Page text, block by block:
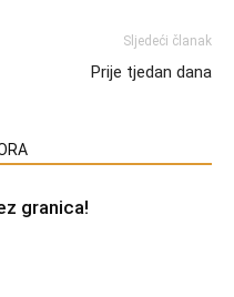
Sljedeći članak
Prije tjedan dana
granica!